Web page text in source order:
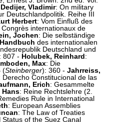
Dedijer, Vladimir: On military
Deutschlandpolitik. Reihe III
Herbert: Vom Einfluß des
internationaux de
Jochen: Die selbständige
Handbuch des internationalen
Deutschland und
807 - Holubek, Reinhard:
Max: Die
(Steinberger): 360 - Jahrreiss,
Derecho Constitucional de las
Erich: Gesammelte
Hans: Reine Rechtslehre (2.
Rule in International
: European Assemblies
: The Law of Treaties
of the Suez Canal